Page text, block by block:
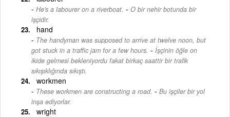
He's a labourer on a riverboat. - O bir nehir botunda bir
işçidir.
hand
The handyman was supposed to arrive at twelve noon, but
got stuck in a traffic jam for a few hours. - İşçinin öğle on
ikide gelmesi bekleniyordu fakat birkaç saattir bir trafik
sıkışıklığında sıkıştı.
workmen
These workmen are constructing a road. - Bu işçiler bir yol
inşa ediyorlar.
wright